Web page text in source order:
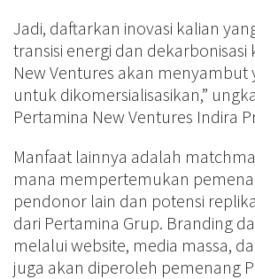
Jadi, daftarkan inovasi kalian
transisi energi dan dekarbonisasi
New Ventures akan menyambut
untuk dikomersialisasikan,”
Pertamina New Ventures Indira
Manfaat lainnya adalah
mana mempertemukan
pendonor lain dan potensi
dari Pertamina Grup. Branding
melalui website, media massa,
juga akan diperoleh pemenang